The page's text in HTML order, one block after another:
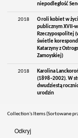
niepodległość
2018
O roli kobiet w
publicznym XVII-
Rzeczypospolitej
świetle
Katarzyny z
Zamoyskiej)
2018
Karolina
(1898–2002). W
dwudziestą
urodzin
Collection's Items (Sortowane
Odkryj